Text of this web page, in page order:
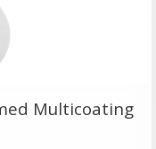
större
Multicoating